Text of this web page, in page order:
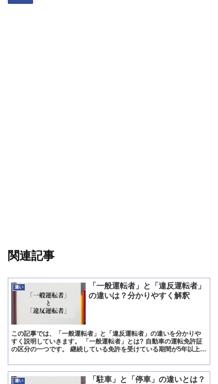
関連記事
違い
「一般運転者」と「違反運転者」
の違いは？分かりやすく解釈
この記事では、「一般運転者」と「違反運転者」の違いを分かりや
すく説明していきます。 「一般運転者」とは? 自動車の運転免許証
の区分の一つです。 継続している免許を受けている期間が5年以上
違い
「駐車」と「停車」の違いとは？